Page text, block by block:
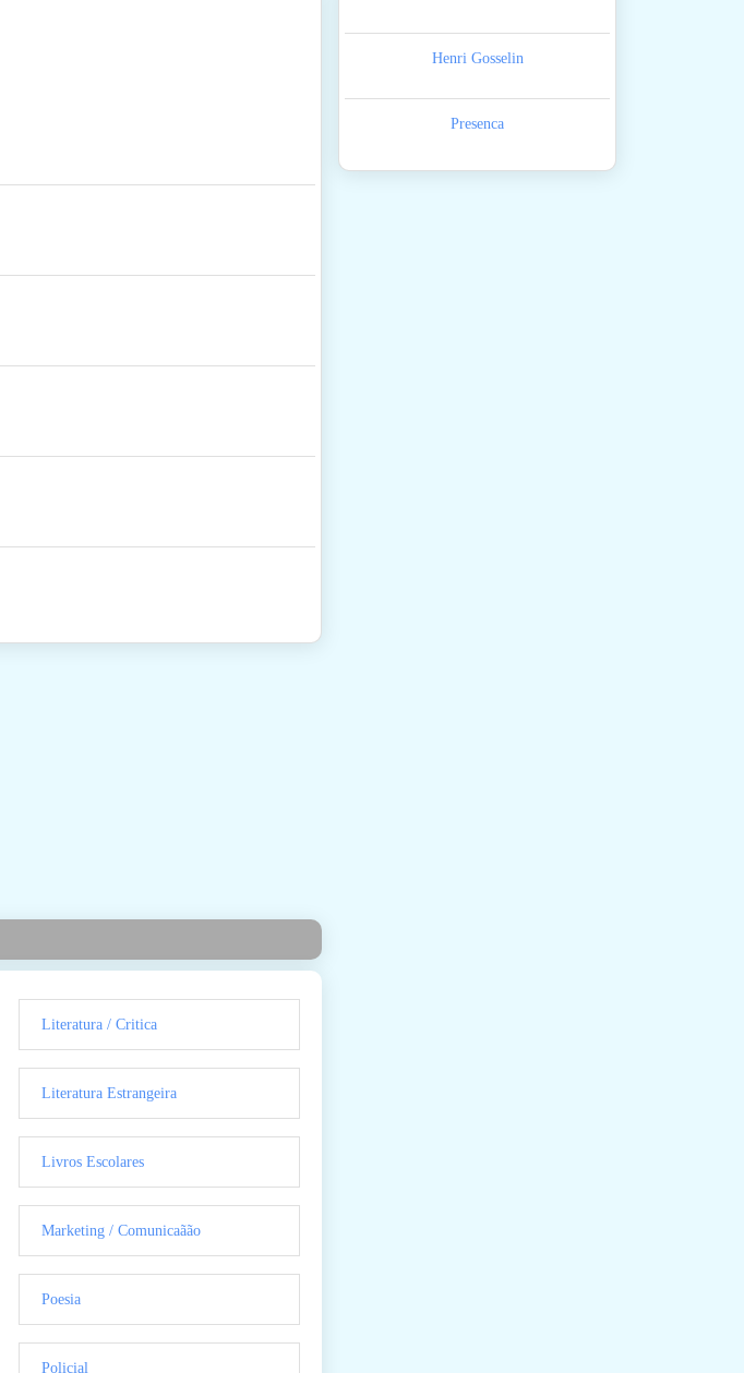
Literatura / Critica
Literatura Estrangeira
Livros Escolares
Marketing / Comunicaãão
Poesia
Policial
Henri Gosselin
Presenca